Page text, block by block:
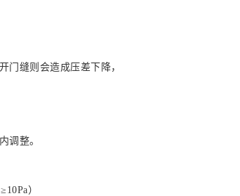
门缝则会造成压差下降，
调整。
）